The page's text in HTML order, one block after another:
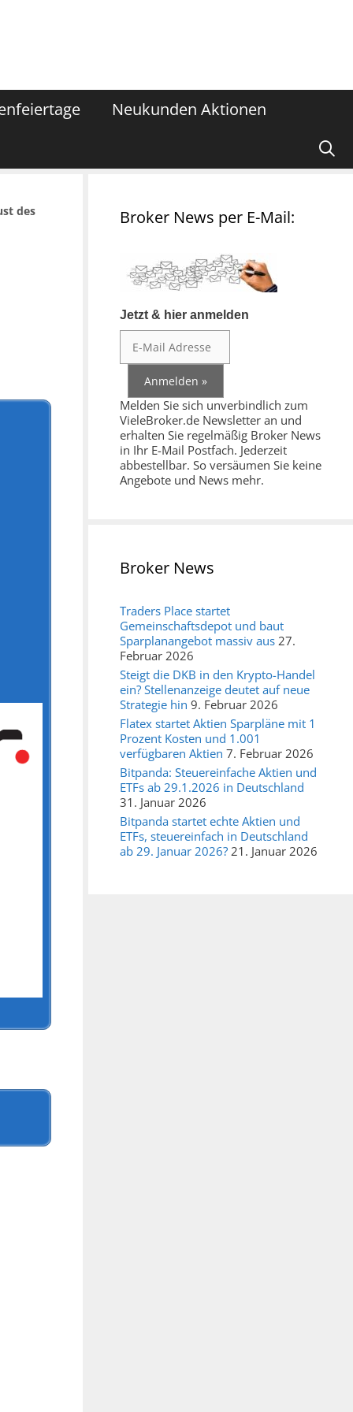
Neukunden Aktionen
des Broker News per E-Mail:
Jetzt & hier anmelden
Melden Sie sich unverbindlich zum
VieleBroker.de Newsletter an und
erhalten Sie regelmäßig Broker News
in Ihr E-Mail Postfach. Jederzeit
abbestellbar. So versäumen Sie keine
Angebote und News mehr.
Broker News
Traders Place startet
Gemeinschaftsdepot und baut
Sparplanangebot massiv aus 27.
Februar 2026
Steigt die DKB in den Krypto-Handel
ein? Stellenanzeige deutet auf neue
Strategie hin 9. Februar 2026
Flatex startet Aktien Sparpläne mit 1
Prozent Kosten und 1.001
verfügbaren Aktien 7. Februar 2026
Bitpanda: Steuereinfache Aktien und
ETFs ab 29.1.2026 in Deutschland
31. Januar 2026
Bitpanda startet echte Aktien und
ETFs, steuereinfach in Deutschland
ab 29. Januar 2026? 21. Januar 2026